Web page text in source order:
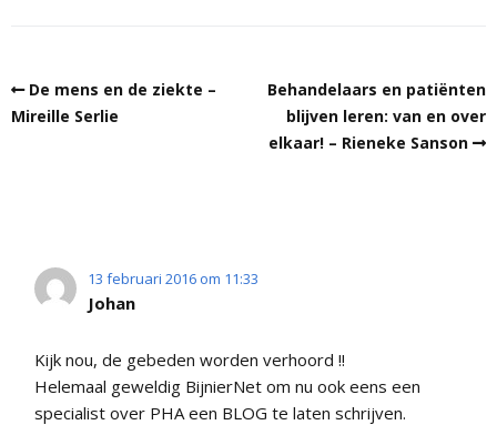
De mens en de ziekte –
Mireille Serlie
Behandelaars en patiënten
blijven leren: van en over
elkaar! – Rieneke Sanson
13 februari 2016 om 11:33
Johan
Kijk nou, de gebeden worden verhoord !!
Helemaal geweldig BijnierNet om nu ook eens een
specialist over PHA een BLOG te laten schrijven.